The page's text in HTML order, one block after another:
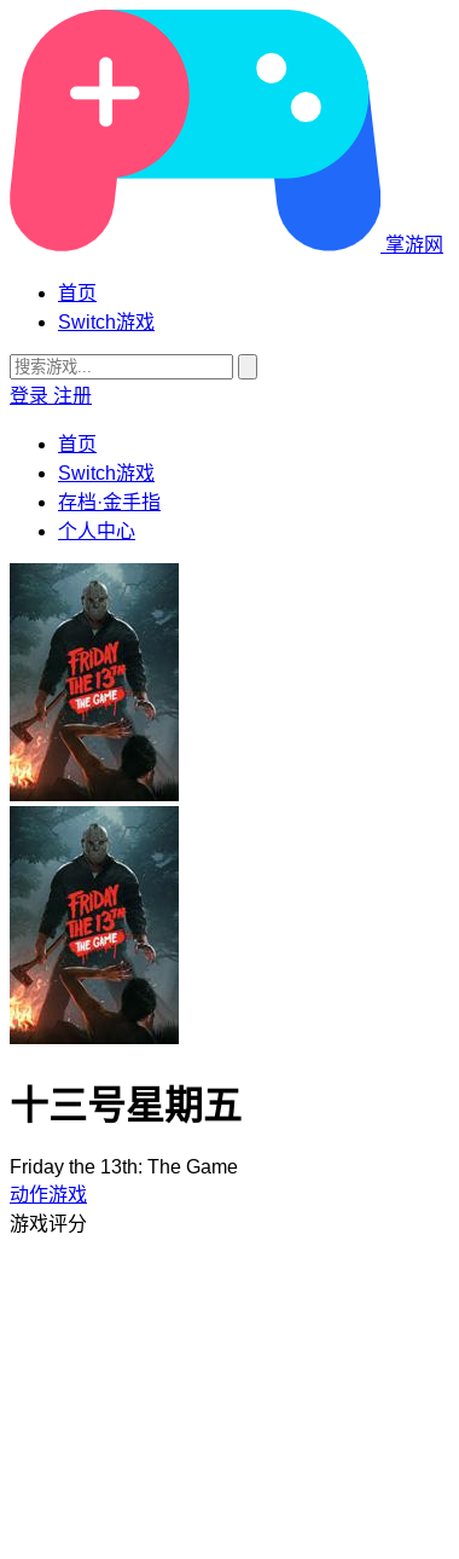
掌游网
首页
Switch游戏
登录 注册
首页
Switch游戏
存档·金手指
个人中心
十三号星期五
Friday the 13th: The Game
动作游戏
游戏评分